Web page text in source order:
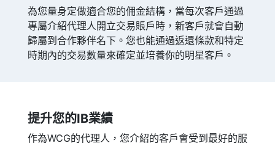
為您量身定做適合您的佣金結構，當每次客戶通過
專屬介紹代理人開立交易賬戶時，新客戶就會自動
歸屬到合作夥伴名下。您也能通過返還條款和特定
時期內的交易數量來確定並培養你的明星客戶。
提升您的IB業績
作為WCG的代理人，您介紹的客戶會受到最好的服